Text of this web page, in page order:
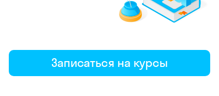
Записаться на курсы